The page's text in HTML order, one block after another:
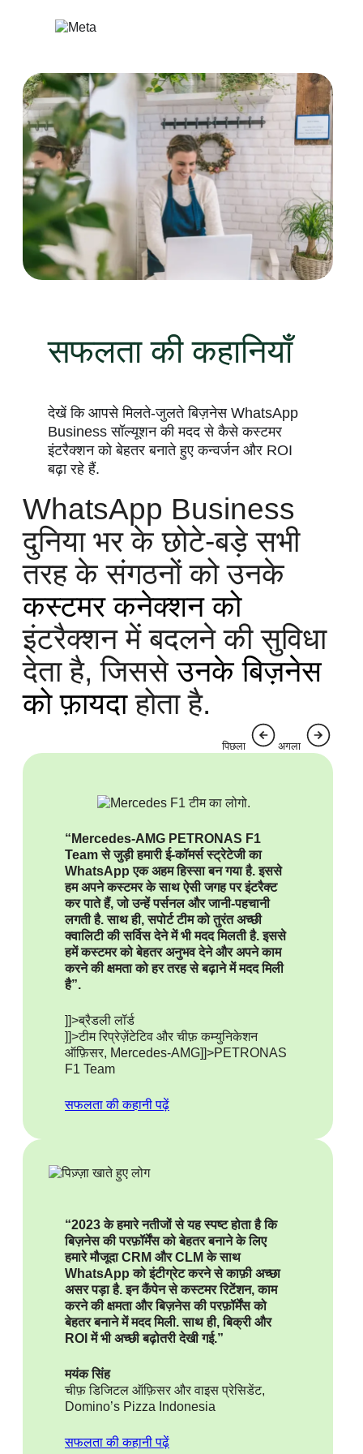
सफलता की कहानियाँ
देखें कि आपसे मिलते-जुलते बिज़नेस WhatsApp
Business सॉल्यूशन की मदद से कैसे कस्टमर
इंटरैक्शन को बेहतर बनाते हुए कन्वर्जन और ROI
बढ़ा रहे हैं.
WhatsApp Business
दुनिया भर के छोटे-बड़े सभी
तरह के संगठनों को उनके
कस्टमर कनेक्शन को
इंटरैक्शन में बदलने की सुविधा
देता है, जिससेउनके बिज़नेस
को फ़ायदाहोता है.
“Mercedes-AMG PETRONAS F1
Team से जुड़ी हमारी ई-कॉमर्स स्ट्रेटेजी का
WhatsApp एक अहम हिस्सा बन गया है. इससे
हम अपने कस्टमर के साथ ऐसी जगह पर इंटरैक्ट
कर पाते हैं, जो उन्हें पर्सनल और जानी-पहचानी
लगती है. साथ ही, सपोर्ट टीम को तुरंत अच्छी
क्वालिटी की सर्विस देने में भी मदद मिलती है. इससे
हमें कस्टमर को बेहतर अनुभव देने और अपने काम
करने की क्षमता को हर तरह से बढ़ाने में मदद मिली
है”.
]]>ब्रैडली लॉर्ड
]]>टीम रिप्रेज़ेंटेटिव और चीफ़ कम्युनिकेशन
ऑफ़िसर, Mercedes-AMG]]>PETRONAS
F1 Team
सफलता की कहानी पढ़ें
“2023 के हमारे नतीजों से यह स्पष्ट होता है कि
बिज़नेस की परफ़ॉर्मेंस को बेहतर बनाने के लिए
हमारे मौजूदा CRM और CLM के साथ
WhatsApp को इंटीग्रेट करने से काफ़ी अच्छा
असर पड़ा है. इन कैंपेन से कस्टमर रिटेंशन, काम
करने की क्षमता और बिज़नेस की परफ़ॉर्मेंस को
बेहतर बनाने में मदद मिली. साथ ही, बिक्री और
ROI में भी अच्छी बढ़ोतरी देखी गई.”
मयंक सिंह
चीफ़ डिजिटल ऑफ़िसर और वाइस प्रेसिडेंट,
Domino’s Pizza Indonesia
सफलता की कहानी पढ़ें
पिछला अगला